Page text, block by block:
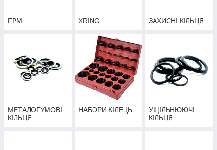
FPM XRING ЗАХИСНІ КІЛЬЦЯ
МЕТАЛОГУМОВІ
КІЛЬЦЯ
НАБОРИ КІЛЕЦЬ
УЩІЛЬНЮЮЧІ
КІЛЬЦЯ